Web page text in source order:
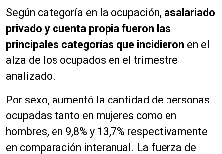
Según categoría en la ocupación, asalariado
privado y cuenta propia fueron las
principales categorías que incidieron en el
alza de los ocupados en el trimestre
analizado.
Por sexo, aumentó la cantidad de personas
ocupadas tanto en mujeres como en
hombres, en 9,8% y 13,7% respectivamente
en comparación interanual. La fuerza de